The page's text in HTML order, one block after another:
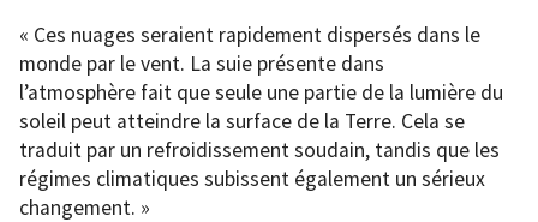
« Ces nuages seraient rapidement dispersés dans le
monde par le vent. La suie présente dans
l’atmosphère fait que seule une partie de la lumière du
soleil peut atteindre la surface de la Terre. Cela se
traduit par un refroidissement soudain, tandis que les
régimes climatiques subissent également un sérieux
changement. »